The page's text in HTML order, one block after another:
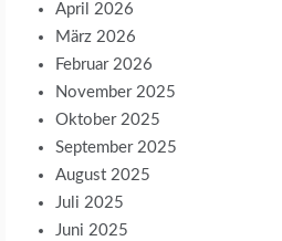
April 2026
März 2026
Februar 2026
November 2025
Oktober 2025
September 2025
August 2025
Juli 2025
Juni 2025